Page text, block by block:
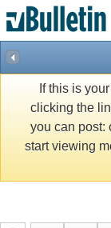
If this is
clicking the
you can post:
start viewing